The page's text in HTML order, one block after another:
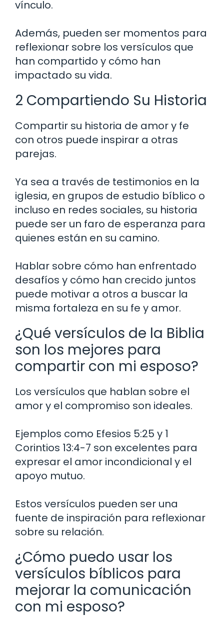
vínculo.
Además, pueden ser momentos para
reflexionar sobre los versículos que
han compartido y cómo han
impactado su vida.
2 Compartiendo Su Historia
Compartir su historia de amor y fe
con otros puede inspirar a otras
parejas.
Ya sea a través de testimonios en la
iglesia, en grupos de estudio bíblico o
incluso en redes sociales, su historia
puede ser un faro de esperanza para
quienes están en su camino.
Hablar sobre cómo han enfrentado
desafíos y cómo han crecido juntos
puede motivar a otros a buscar la
misma fortaleza en su fe y amor.
¿Qué versículos de la Biblia
son los mejores para
compartir con mi esposo?
Los versículos que hablan sobre el
amor y el compromiso son ideales.
Ejemplos como Efesios 5:25 y 1
Corintios 13:4-7 son excelentes para
expresar el amor incondicional y el
apoyo mutuo.
Estos versículos pueden ser una
fuente de inspiración para reflexionar
sobre su relación.
¿Cómo puedo usar los
versículos bíblicos para
mejorar la comunicación
con mi esposo?